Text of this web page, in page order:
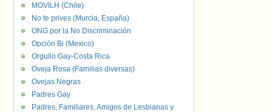
MOVILH (Chile)
No te prives (Murcia, España)
ONG por la No Discriminación
Opción Bi (Mexico)
Orgullo Gay-Costa Rica
Oveja Rosa (Familias diversas)
Ovejas Negras
Padres Gay
Padres, Familiares, Amigos de Lesbianas y